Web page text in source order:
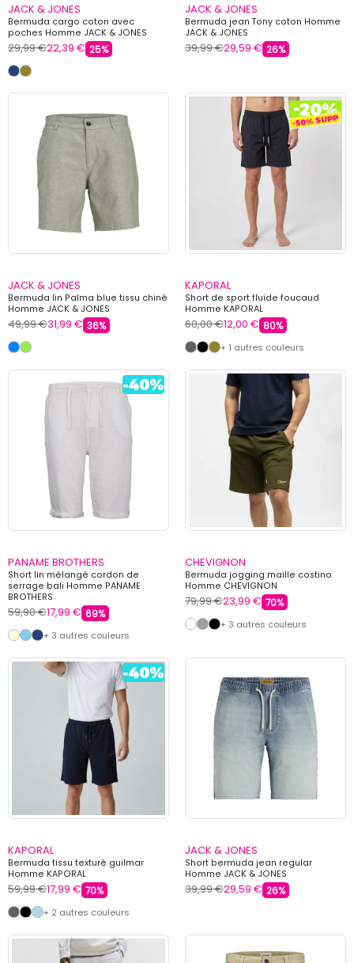
JACK & JONES
Bermuda cargo coton avec
poches Homme JACK & JONES
29,99 €22,39 € 25%
JACK & JONES
Bermuda jean Tony coton Homme
JACK & JONES
39,99 €29,59 € 26%
JACK & JONES
Bermuda lin Palma blue tissu chiné
Homme JACK & JONES
49,99 €31,99 € 36%
KAPORAL
Short de sport fluide foucaud
Homme KAPORAL
60,00 €12,00 € 80%
+ 1 autres couleurs
PANAME BROTHERS
Short lin mélangé cordon de
serrage bali Homme PANAME
BROTHERS
59,90 €17,99 € 69%
+ 3 autres couleurs
CHEVIGNON
Bermuda jogging maille costino
Homme CHEVIGNON
79,99 €23,99 € 70%
+ 3 autres couleurs
KAPORAL
Bermuda tissu texturé guilmar
Homme KAPORAL
59,99 €17,99 € 70%
+ 2 autres couleurs
JACK & JONES
Short bermuda jean regular
Homme JACK & JONES
39,99 €29,59 € 26%